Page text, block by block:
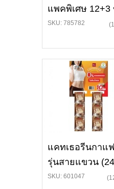
แพคพิเศษ 12+3
SKU: 785782
แคทเธอรีนกาแ
รุ่นสายแขวน
SKU: 601047